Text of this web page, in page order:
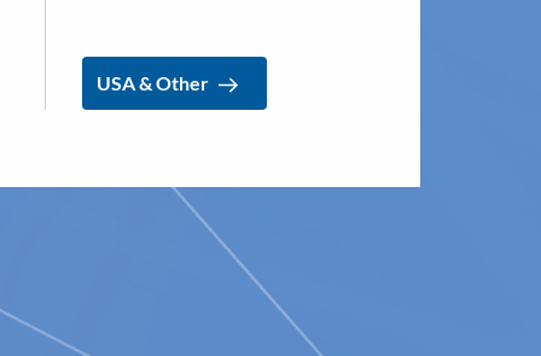
USA & Other
kirurger har publicerats:
esofagusmotilitet (IEM)
(PMA) har inlämnats till
en klinisk del som inkluderar 5 års